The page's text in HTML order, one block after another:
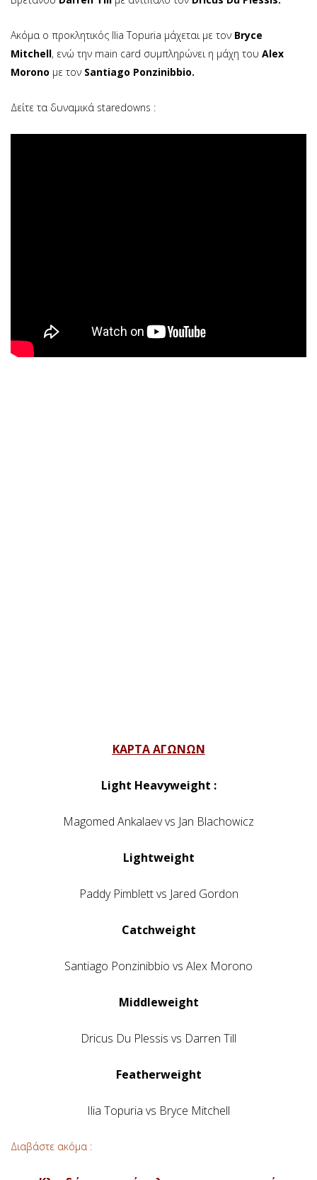
Ακόμα ο προκλητικός Ilia Topuria μάχεται με τον Bryce
Mitchell, ενώ την main card συμπληρώνει η μάχη του Alex
Morono με τον Santiago Ponzinibbio.
Δείτε τα δυναμικά staredowns :
ΚΑΡΤΑ ΑΓΩΝΩΝ
Light Heavyweight :
Magomed Ankalaev vs Jan Blachowicz
Lightweight
Paddy Pimblett vs Jared Gordon
Catchweight
Santiago Ponzinibbio vs Alex Morono
Middleweight
Dricus Du Plessis vs Darren Till
Featherweight
Ilia Topuria vs Bryce Mitchell
Διαβάστε ακόμα :